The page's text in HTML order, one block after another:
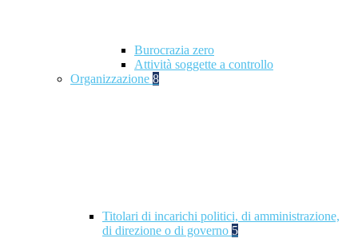
Burocrazia zero
Attività soggette a controllo
Organizzazione 8
Titolari di incarichi politici, di amministrazione,
di direzione o di governo 5